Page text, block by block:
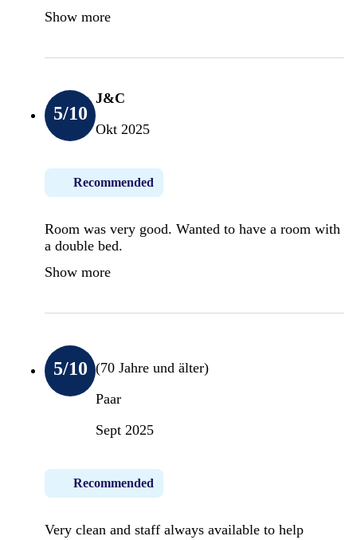
Show more
5/10
J&C
Okt 2025
Recommended
Room was very good. Wanted to have a room with
a double bed.
Show more
5/10 (70 Jahre und älter)
Paar
Sept 2025
Recommended
Very clean and staff always available to help